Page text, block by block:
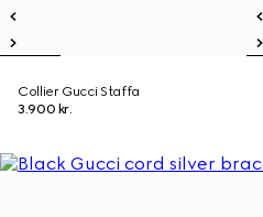
Collier Gucci Staffa
3.900 kr.